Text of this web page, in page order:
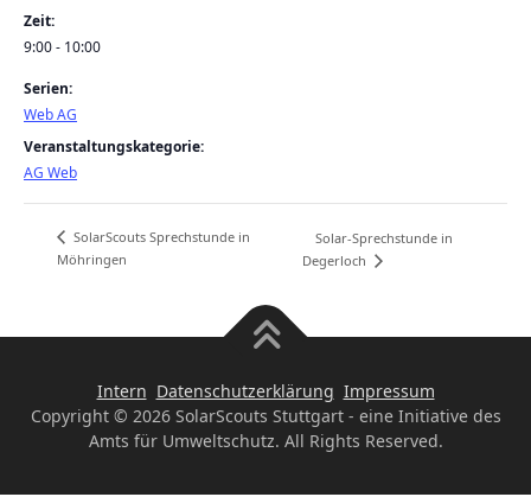
Zeit:
9:00 - 10:00
Serien:
Web AG
Veranstaltungskategorie:
AG Web
SolarScouts Sprechstunde in
Möhringen
Solar-Sprechstunde in
Degerloch
Intern Datenschutzerklärung Impressum
Copyright © 2026 SolarScouts Stuttgart - eine Initiative des
Amts für Umweltschutz. All Rights Reserved.